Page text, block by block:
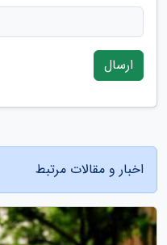
ارسال
اخبار و مقالات مرتبط